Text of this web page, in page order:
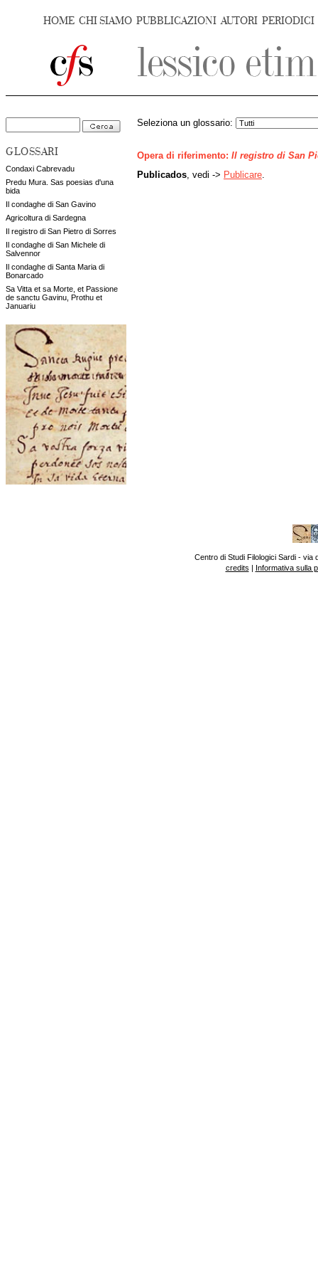
HOME CHI SIAMO PUBBLICAZIONI AUTORI PERIODICI
GLOSSARI
Condaxi Cabrevadu
Predu Mura. Sas poesias d'una
bida
Il condaghe di San Gavino
Agricoltura di Sardegna
Il registro di San Pietro di Sorres
Il condaghe di San Michele di
Salvennor
Il condaghe di Santa Maria di
Bonarcado
Sa Vitta et sa Morte, et Passione
de sanctu Gavinu, Prothu et
Januariu
Seleziona un glossario:
Opera di riferimento: Il registro di San
Publicados , vedi -> Publicare
Centro di Studi Filologici Sardi - via
credits | Informativa sulla